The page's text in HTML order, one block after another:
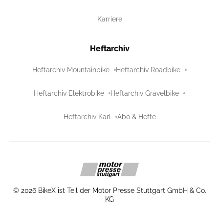
Karriere
Heftarchiv
Heftarchiv Mountainbike Heftarchiv Roadbike
Heftarchiv Elektrobike Heftarchiv Gravelbike
Heftarchiv Karl Abo & Hefte
© 2026 BikeX ist Teil der Motor Presse Stuttgart GmbH & Co.
KG